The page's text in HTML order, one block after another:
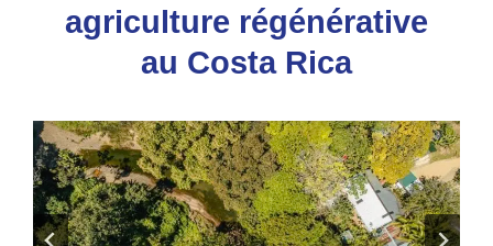
agriculture régénérative
au Costa Rica